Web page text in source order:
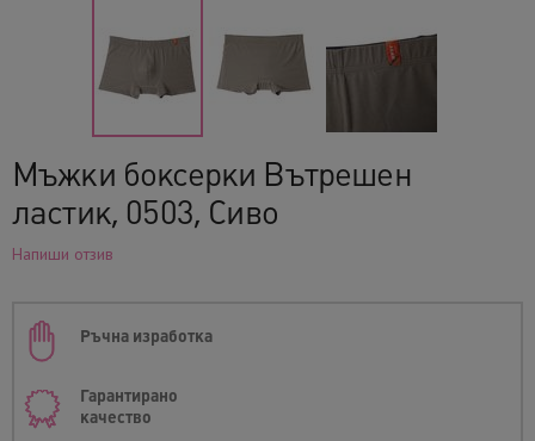
Мъжки боксерки Вътрешен
ластик, 0503, Сиво
Напиши отзив
Ръчна изработка
Гарантирано
качество